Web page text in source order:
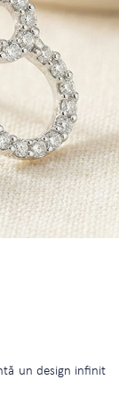
un design infinit